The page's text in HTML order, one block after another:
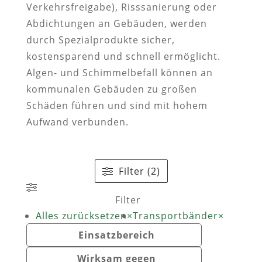
Verkehrsfreigabe), Risssanierung oder
Abdichtungen an Gebäuden, werden
durch Spezialprodukte sicher,
kostensparend und schnell ermöglicht.
Algen- und Schimmelbefall können an
kommunalen Gebäuden zu großen
Schäden führen und sind mit hohem
Aufwand verbunden.
Filter (2)
Filter
Alles zurücksetzen×Transportbänder×
Einsatzbereich
Wirksam gegen